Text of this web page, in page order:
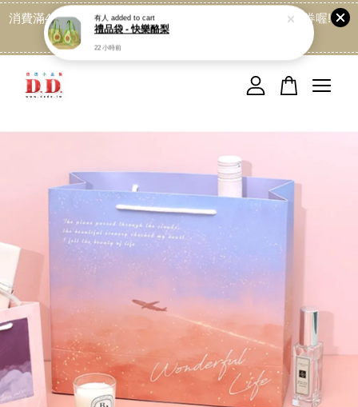
消費滿499免運喔, 記得加LINE:@dede168 領取專屬折扣券喔!
點我
您的購物車目前還是空的。